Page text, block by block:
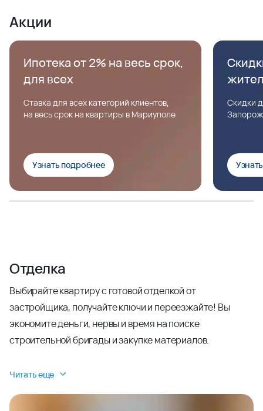
Акции
Ипотека от 2% на весь срок,
для всех
Ставка для всех категорий клиентов,
на весь срок на квартиры в Мариуполе
Узнать подробнее
Скидки
Отделка
Выбирайте квартиру с готовой отделкой от
застройщика, получайте ключи и переезжайте! Вы
экономите деньги, нервы и время на поиске
строительной бригады и закупке материалов.
Читать еще